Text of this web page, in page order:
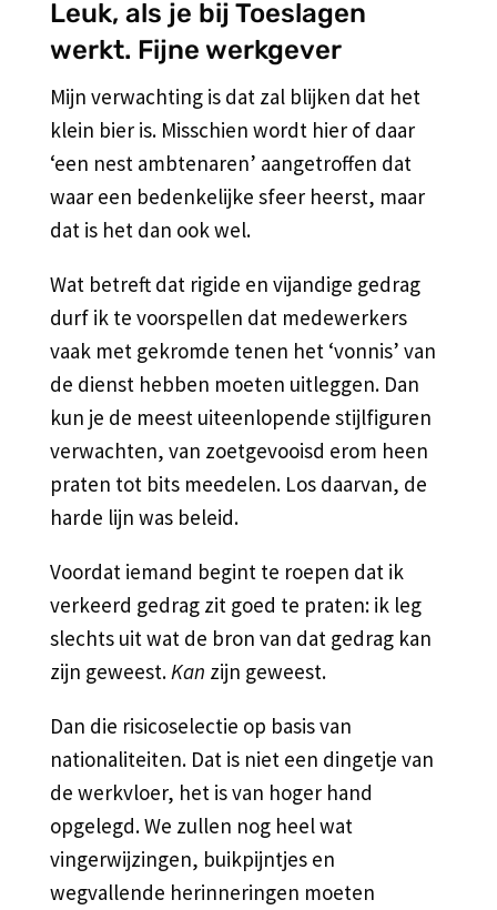
Leuk, als je bij Toeslagen
werkt. Fijne werkgever
Mijn verwachting is dat zal blijken dat het
klein bier is. Misschien wordt hier of daar
‘een nest ambtenaren’ aangetroffen dat
waar een bedenkelijke sfeer heerst, maar
dat is het dan ook wel.
Wat betreft dat rigide en vijandige gedrag
durf ik te voorspellen dat medewerkers
vaak met gekromde tenen het ‘vonnis’ van
de dienst hebben moeten uitleggen. Dan
kun je de meest uiteenlopende stijlfiguren
verwachten, van zoetgevooisd erom heen
praten tot bits meedelen. Los daarvan, de
harde lijn was beleid.
Voordat iemand begint te roepen dat ik
verkeerd gedrag zit goed te praten: ik leg
slechts uit wat de bron van dat gedrag kan
zijn geweest. Kan zijn geweest.
Dan die risicoselectie op basis van
nationaliteiten. Dat is niet een dingetje van
de werkvloer, het is van hoger hand
opgelegd. We zullen nog heel wat
vingerwijzingen, buikpijntjes en
wegvallende herinneringen moeten